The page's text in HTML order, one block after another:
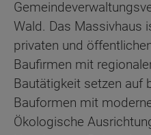
Wald. Das Massivhaus
privaten und
Baufirmen mit
Bautätigkeit setzen auf
Bauformen mit
Ökologische